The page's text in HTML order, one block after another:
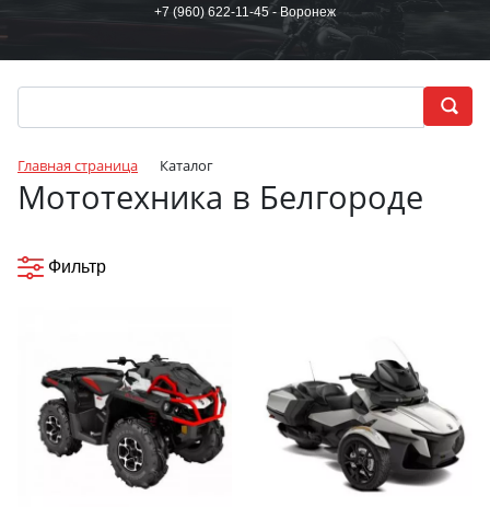
+7 (960) 622-11-45 - Воронеж
Главная страница Каталог
Мототехника в Белгороде
Фильтр